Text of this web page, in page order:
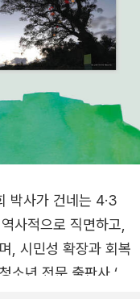
, 시민성 확장과 회복